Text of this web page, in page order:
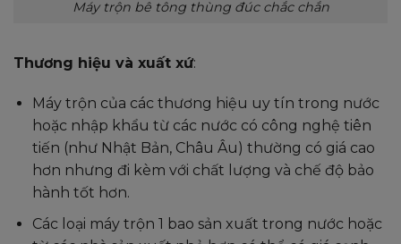
Máy trộn bê tông thùng đúc chắc chắn
Thương hiệu và xuất xứ:
Máy trộn của các thương hiệu uy tín trong nước
hoặc nhập khẩu từ các nước có công nghệ tiên
tiến (như Nhật Bản, Châu Âu) thường có giá cao
hơn nhưng đi kèm với chất lượng và chế độ bảo
hành tốt hơn.
Các loại máy trộn 1 bao sản xuất trong nước hoặc